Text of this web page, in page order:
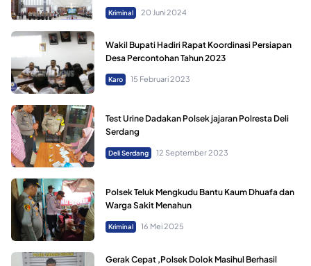
Kriminal 20 Juni 2024
Wakil Bupati Hadiri Rapat Koordinasi Persiapan
Desa Percontohan Tahun 2023
Karo 15 Februari 2023
Test Urine Dadakan Polsek jajaran Polresta Deli
Serdang
Deli Serdang 12 September 2023
Polsek Teluk Mengkudu Bantu Kaum Dhuafa dan
Warga Sakit Menahun
Kriminal 16 Mei 2025
Gerak Cepat ,Polsek Dolok Masihul Berhasil